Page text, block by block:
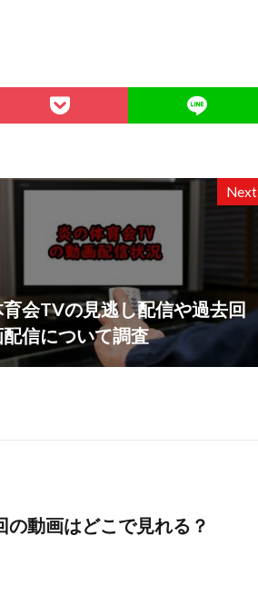
Next
会TVの見逃し配信や過去回
信について調査
動画はどこで見れる？